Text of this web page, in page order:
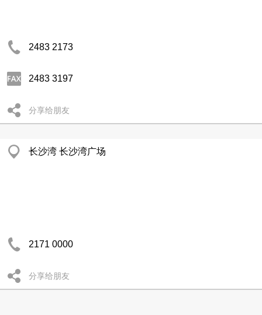
2483 2173
2483 3197
分享给朋友
长沙湾 长沙湾广场
2171 0000
分享给朋友